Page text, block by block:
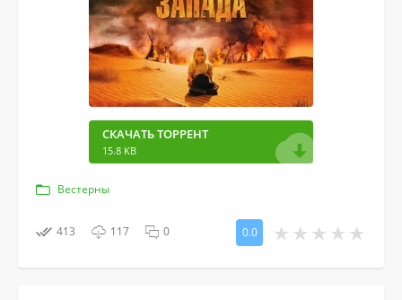
СКАЧАТЬ ТОРРЕНТ
15.8 KB
Вестерны
413 117 0 0.0